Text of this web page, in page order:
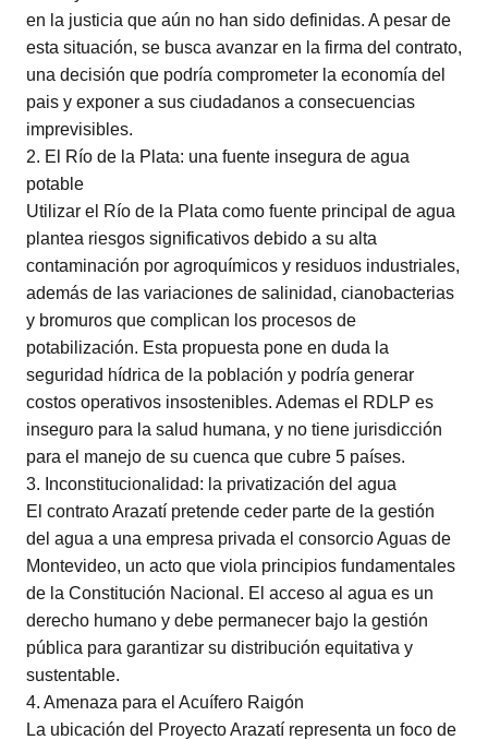
en la justicia que aún no han sido definidas. A pesar de
esta situación, se busca avanzar en la firma del contrato,
una decisión que podría comprometer la economía del
pais y exponer a sus ciudadanos a consecuencias
imprevisibles.
2. El Río de la Plata: una fuente insegura de agua
potable
Utilizar el Río de la Plata como fuente principal de agua
plantea riesgos significativos debido a su alta
contaminación por agroquímicos y residuos industriales,
además de las variaciones de salinidad, cianobacterias
y bromuros que complican los procesos de
potabilización. Esta propuesta pone en duda la
seguridad hídrica de la población y podría generar
costos operativos insostenibles. Ademas el RDLP es
inseguro para la salud humana, y no tiene jurisdicción
para el manejo de su cuenca que cubre 5 países.
3. Inconstitucionalidad: la privatización del agua
El contrato Arazatí pretende ceder parte de la gestión
del agua a una empresa privada el consorcio Aguas de
Montevideo, un acto que viola principios fundamentales
de la Constitución Nacional. El acceso al agua es un
derecho humano y debe permanecer bajo la gestión
pública para garantizar su distribución equitativa y
sustentable.
4. Amenaza para el Acuífero Raigón
La ubicación del Proyecto Arazatí representa un foco de